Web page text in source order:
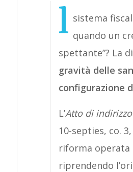
l sistema
quando un
spettante”? La
gravità delle
configurazione
L’Atto di indirizzo
10-septies, co.
riforma operata
riprendendo